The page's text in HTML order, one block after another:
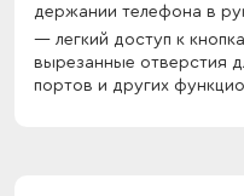
держании телефона в
легкий доступ к
вырезанные отверстия
портов и других